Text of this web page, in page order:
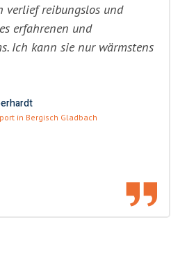
verlief reibungslos und
erfahrenen und
Ich kann sie nur wärmstens
in Bergisch Gladbach